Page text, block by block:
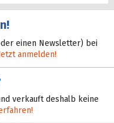
einen Newsletter) bei
anmelden!
verkauft deshalb keine